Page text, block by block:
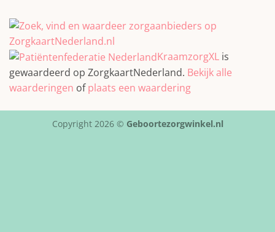
KraamzorgXL is
gewaardeerd op ZorgkaartNederland. Bekijk alle
waarderingen ofplaats een waardering
Copyright 2026 © Geboortezorgwinkel.nl